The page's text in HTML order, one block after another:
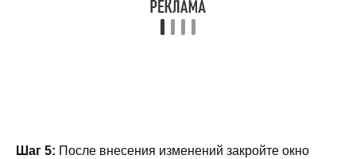
Шаг 5: После внесения изменений закройте окно